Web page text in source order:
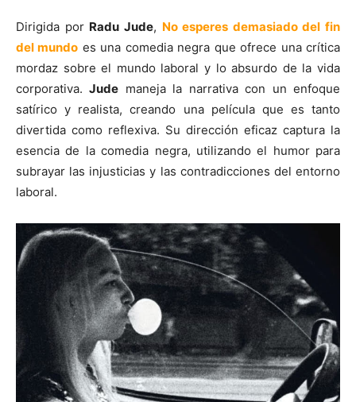
Dirigida por Radu Jude, No esperes demasiado del fin
del mundo es una comedia negra que ofrece una crítica
mordaz sobre el mundo laboral y lo absurdo de la vida
corporativa.Jude maneja la narrativa con un enfoque
satírico y realista, creando una película que es tanto
divertida como reflexiva. Su dirección eficaz captura la
esencia de la comedia negra, utilizando el humor para
subrayar las injusticias y las contradicciones del entorno
laboral.